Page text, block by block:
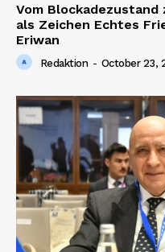
Vom
als Zeichen Echtes
Eriwan
Redaktion - October 23,